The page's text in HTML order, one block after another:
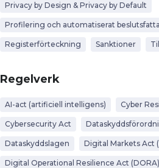
Privacy by Design & Privacy by Default
Profilering och automatiserat
Registerförteckning Sanktioner
Regelverk
AI-act (artificiell intelligens) Cyber
Cybersecurity Act
Dataskyddslagen Digital Markets Act
Digital Operational Resilience Act (DORA)